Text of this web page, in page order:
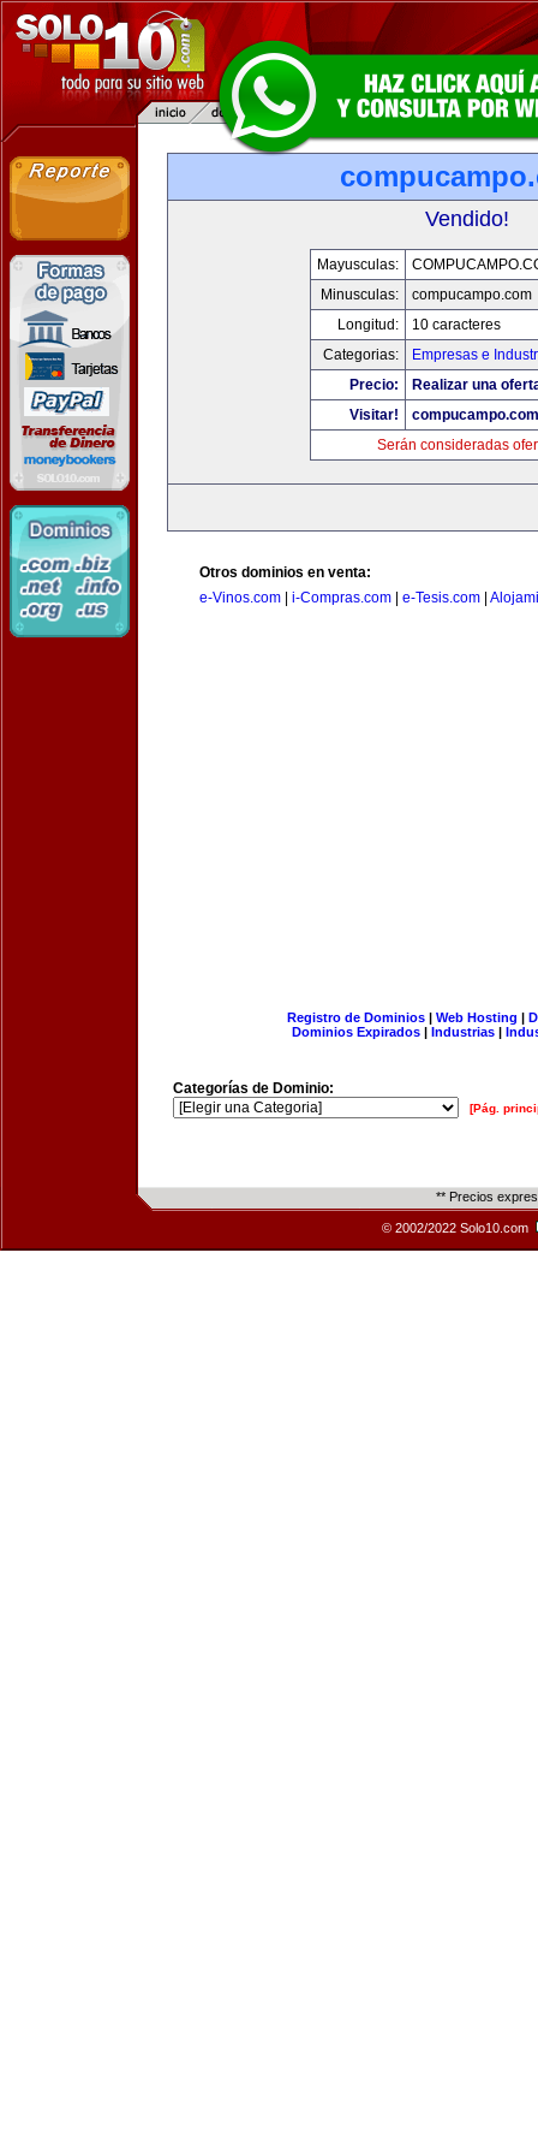
Vendido!
Mayusculas:
Minusculas:
compucampo.com
Longitud:
10 caracteres
Categorias:
Empresas e
Precio:
Realizar una
Visitar!
compucampo.com
Serán consideradas
Otros dominios en venta:
e-Vinos.com
i-Compras.com e-Tesis.com
Registro de Dominios| Web Hosting |
Dominios Expirados | Industrias |
Categorías de Dominio:
[Pág.
** Precios
© 2002/2022 Solo10.com